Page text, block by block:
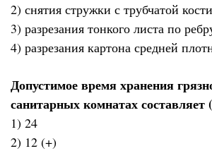
2) снятия стружки с трубчатой кости
3) разрезания тонкого листа по
4) разрезания картона средней
Допустимое время хранения
санитарных комнатах составляет
1) 24
2) 12 (+)